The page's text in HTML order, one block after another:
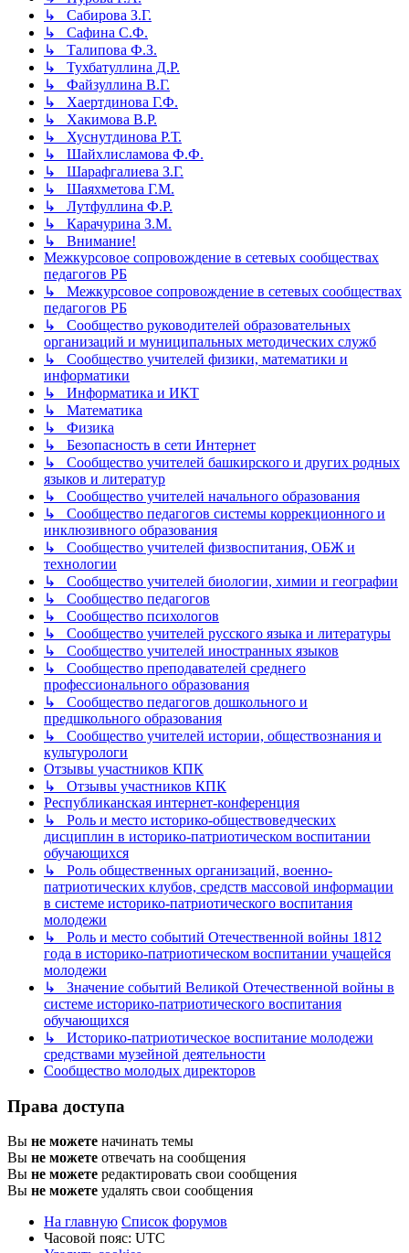
↳ Сабирова З.Г.
↳ Сафина С.Ф.
↳ Талипова Ф.З.
↳ Тухбатуллина Д.Р.
↳ Файзуллина В.Г.
↳ Хаертдинова Г.Ф.
↳ Хакимова В.Р.
↳ Хуснутдинова Р.Т.
↳ Шайхлисламова Ф.Ф.
↳ Шарафгалиева З.Г.
↳ Шаяхметова Г.М.
↳ Лутфуллина Ф.Р.
↳ Карачурина З.М.
↳ Внимание!
Межкурсовое сопровождение в сетевых сообществах
педагогов РБ
↳ Межкурсовое сопровождение в сетевых сообществах
педагогов РБ
↳ Сообщество руководителей образовательных
организаций и муниципальных методических служб
↳ Сообщество учителей физики, математики и
информатики
↳ Информатика и ИКТ
↳ Математика
↳ Физика
↳ Безопасность в сети Интернет
↳ Сообщество учителей башкирского и других родных
языков и литератур
↳ Сообщество учителей начального образования
↳ Сообщество педагогов системы коррекционного и
инклюзивного образования
↳ Сообщество учителей физвоспитания, ОБЖ и
технологии
↳ Сообщество учителей биологии, химии и географии
↳ Сообщество педагогов
↳ Сообщество психологов
↳ Сообщество учителей русского языка и литературы
↳ Сообщество учителей иностранных языков
↳ Сообщество преподавателей среднего
профессионального образования
↳ Сообщество педагогов дошкольного и
предшкольного образования
↳ Сообщество учителей истории, обществознания и
культурологи
Отзывы участников КПК
↳ Отзывы участников КПК
Республиканская интернет-конференция
↳ Роль и место историко-обществоведческих
дисциплин в историко-патриотическом воспитании
обучающихся
↳ Роль общественных организаций, военно-
патриотических клубов, средств массовой информации
в системе историко-патриотического воспитания
молодежи
↳ Роль и место событий Отечественной войны 1812
года в историко-патриотическом воспитании учащейся
молодежи
↳ Значение событий Великой Отечественной войны в
системе историко-патриотического воспитания
обучающихся
↳ Историко-патриотическое воспитание молодежи
средствами музейной деятельности
Сообщество молодых директоров
Права доступа
Вы не можете начинать темы
Вы не можете отвечать на сообщения
Вы не можете редактировать свои сообщения
Вы не можете удалять свои сообщения
На главную Список форумов
Часовой пояс: UTC